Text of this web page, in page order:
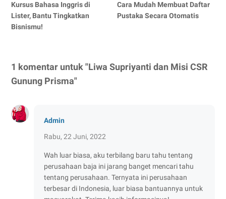
Kursus Bahasa Inggris di
Lister, Bantu Tingkatkan
Bisnismu!
Cara Mudah Membuat Daftar
Pustaka Secara Otomatis
1 komentar untuk "Liwa Supriyanti dan Misi CSR
Gunung Prisma"
Admin
Rabu, 22 Juni, 2022
Wah luar biasa, aku terbilang baru tahu tentang
perusahaan baja ini jarang banget mencari tahu
tentang perusahaan. Ternyata ini perusahaan
terbesar di Indonesia, luar biasa bantuannya untuk